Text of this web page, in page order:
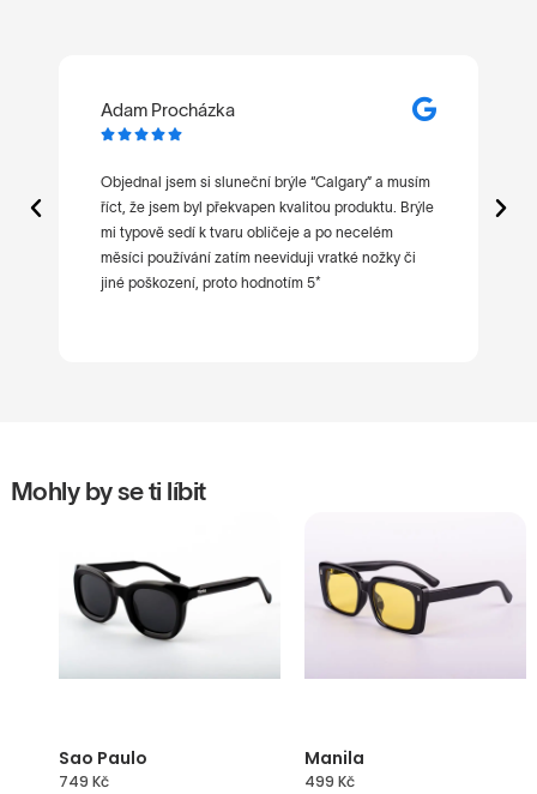
Adam Procházka

Objednal jsem si sluneční brýle “Calgary” a musím
říct, že jsem byl překvapen kvalitou produktu. Brýle
mi typově sedí k tvaru obličeje a po necelém
měsíci používání zatím neeviduji vratké nožky či
jiné poškození, proto hodnotím 5*
Mohly by se ti líbit
Sao Paulo
749 Kč
Manila
499 Kč